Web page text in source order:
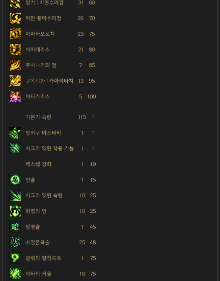
암기 : 비연수리검 31 60
마환 풍마수리검 26 70
야마타오로치 23 75
아마테라스 21 80
쿠사나기의 검 7 85
구옥지화 : 카마이타치 13 95
야타가라스 5 100
기본기 숙련 115 1
방어구 마스터리 1 1
차크라 웨펀 착용 가능 1 1
백스텝 강화 1 10
인술 1 15
차크라 웨펀 숙련 10 25
화염의 인 10 25
암영술 1 45
초열혼폭술 25 48
광휘의 팔척곡옥 1 75
야타의 거울 16 75